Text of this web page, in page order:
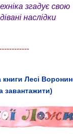
згадує свою
наслідки
Лесі
завантажити)